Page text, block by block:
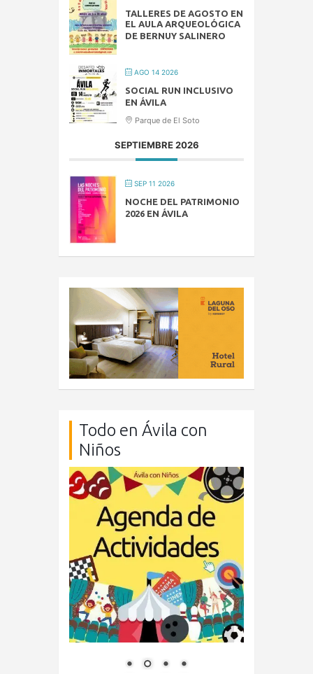
TALLERES DE AGOSTO EN
EL AULA ARQUEOLÓGICA
DE BERNUY SALINERO
AGO 14 2026
SOCIAL RUN INCLUSIVO
EN ÁVILA
Parque de El Soto
SEPTIEMBRE 2026
SEP 11 2026
NOCHE DEL PATRIMONIO
2026 EN ÁVILA
Todo en Ávila con
Niños